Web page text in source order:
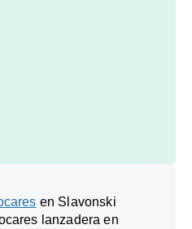
en Slavonski
lanzadera en